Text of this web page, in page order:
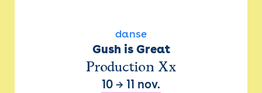
danse
Gush is Great
Production Xx
10 → 11 nov.